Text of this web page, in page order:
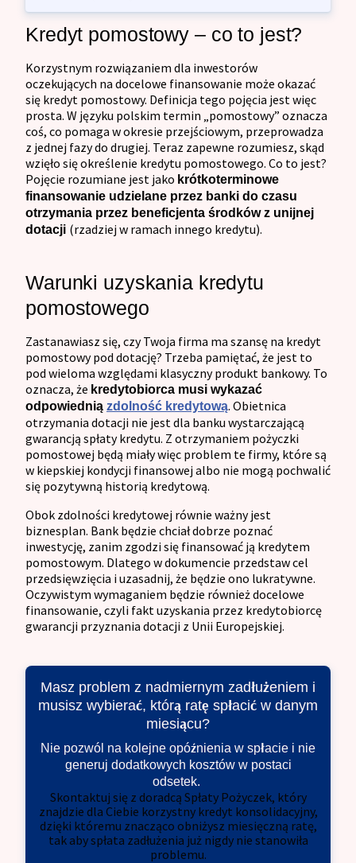
Kredyt pomostowy – co to jest?
Korzystnym rozwiązaniem dla inwestorów
oczekujących na docelowe finansowanie może okazać
się kredyt pomostowy. Definicja tego pojęcia jest więc
prosta. W języku polskim termin „pomostowy” oznacza
coś, co pomaga w okresie przejściowym, przeprowadza
z jednej fazy do drugiej. Teraz zapewne rozumiesz, skąd
wzięło się określenie kredytu pomostowego. Co to jest?
Pojęcie rozumiane jest jako krótkoterminowe
finansowanie udzielane przez banki do czasu
otrzymania przez beneficjenta środków z unijnej
dotacji (rzadziej w ramach innego kredytu).
Warunki uzyskania kredytu
pomostowego
Zastanawiasz się, czy Twoja firma ma szansę na kredyt
pomostowy pod dotację? Trzeba pamiętać, że jest to
pod wieloma względami klasyczny produkt bankowy. To
oznacza, że kredytobiorca musi wykazać
odpowiednią zdolność kredytową. Obietnica
otrzymania dotacji nie jest dla banku wystarczającą
gwarancją spłaty kredytu. Z otrzymaniem pożyczki
pomostowej będą miały więc problem te firmy, które są
w kiepskiej kondycji finansowej albo nie mogą pochwalić
się pozytywną historią kredytową.
Obok zdolności kredytowej równie ważny jest
biznesplan. Bank będzie chciał dobrze poznać
inwestycję, zanim zgodzi się finansować ją kredytem
pomostowym. Dlatego w dokumencie przedstaw cel
przedsięwzięcia i uzasadnij, że będzie ono lukratywne.
Oczywistym wymaganiem będzie również docelowe
finansowanie, czyli fakt uzyskania przez kredytobiorcę
gwarancji przyznania dotacji z Unii Europejskiej.
Masz problem z nadmiernym zadłużeniem i
musisz wybierać, którą ratę spłacić w danym
miesiącu?
Nie pozwól na kolejne opóźnienia w spłacie i nie
generuj dodatkowych kosztów w postaci
odsetek.
Skontaktuj się z doradcą Spłaty Pożyczek, który
znajdzie dla Ciebie korzystny kredyt konsolidacyjny,
dzięki któremu znacząco obniżysz miesięczną ratę,
tak aby spłata zadłużenia już nigdy nie stanowiła
problemu.